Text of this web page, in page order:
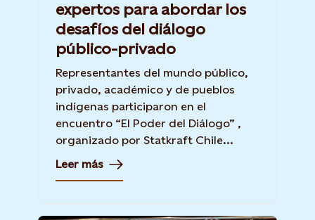
expertos para abordar los
desafíos del diálogo
público-privado
Representantes del mundo público,
privado, académico y de pueblos
indígenas participaron en el
encuentro “El Poder del Diálogo” ,
organizado por Statkraft Chile...
Leer más